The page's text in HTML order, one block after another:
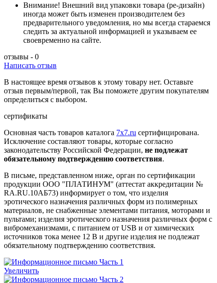
Внимание! Внешний вид упаковки товара (ре-дизайн)
иногда может быть изменен производителем без
предварительного уведомления, но мы всегда стараемся
следить за актуальной информацией и указываем ее
своевременно на сайте.
отзывы - 0
Написать отзыв
В настоящее время отзывов к этому товару нет. Оставьте
отзыв первым/первой, так Вы поможете другим покупателям
определиться с выбором.
сертификаты
Основная часть товаров каталога 7x7.ru сертифицирована.
Исключение составляют товары, которые согласно
законодательству Российской Федерации, не подлежат
обязательному подтверждению соответствия.
В письме, представленном ниже, орган по сертификации
продукции ООО "ПЛАТИНУМ" (аттестат аккредитации №
RA.RU.10АБ73) информирует о том, что изделия
эротического назначения различных форм из полимерных
материалов, не снабженные элементами питания, моторами и
пультами; изделия эротического назначения различных форм с
вибромеханизмами, с питанием от USB и от химических
источников тока менее 12 В и другие изделия не подлежат
обязательному подтверждению соответствия.
Увеличить